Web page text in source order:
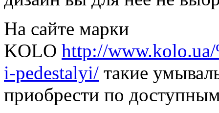
На сайте марки
KOLO http://
i-pedestalyi/ такие
приобрести по